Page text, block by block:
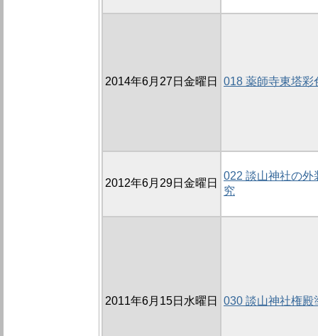
2014年6月27日金曜日 018 薬師寺東塔彩
2012年6月29日金曜日
022 談山神社の外
究
2011年6月15日水曜日 030 談山神社権殿